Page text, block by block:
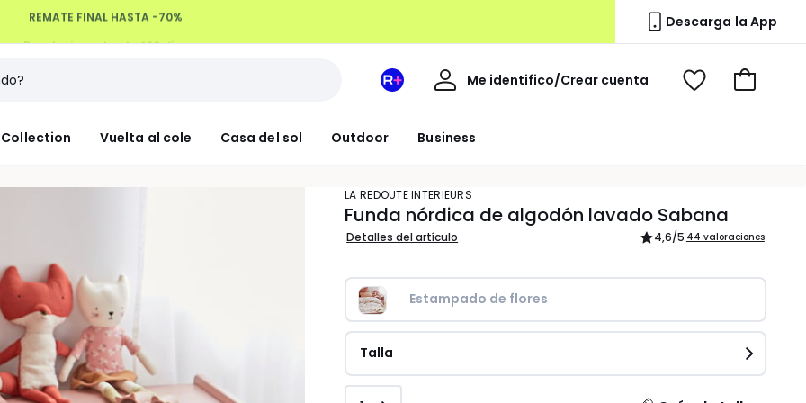
Devoluciones hasta 100 días Descarga la App
Collection Vuelta al cole Casa del sol Outdoor Business
Mi
Redoute
Me identifico/Crear cuenta
Mi
Ver
Ir
LA REDOUTE INTERIEURS
Funda nórdica de algodón lavado Sabana
Detalles del artículo 4,6/5 44 valoraciones
Estampado de flores
Talla